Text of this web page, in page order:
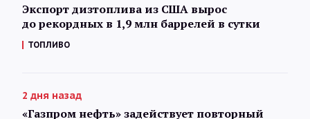
Экспорт дизтоплива из США вырос
до рекордных в 1,9 млн баррелей в сутки
ТОПЛИВО
2 дня назад
«Газпром нефть» задействует повторный